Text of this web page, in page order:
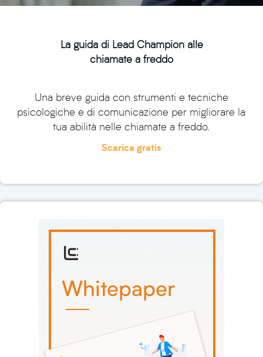
La guida di Lead Champion alle
chiamate a freddo
Una breve guida con strumenti e tecniche
psicologiche e di comunicazione per migliorare la
tua abilità nelle chiamate a freddo.
Scarica gratis